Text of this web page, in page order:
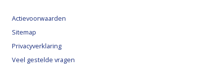
Actievoorwaarden
Sitemap
Privacyverklaring
Veel gestelde vragen